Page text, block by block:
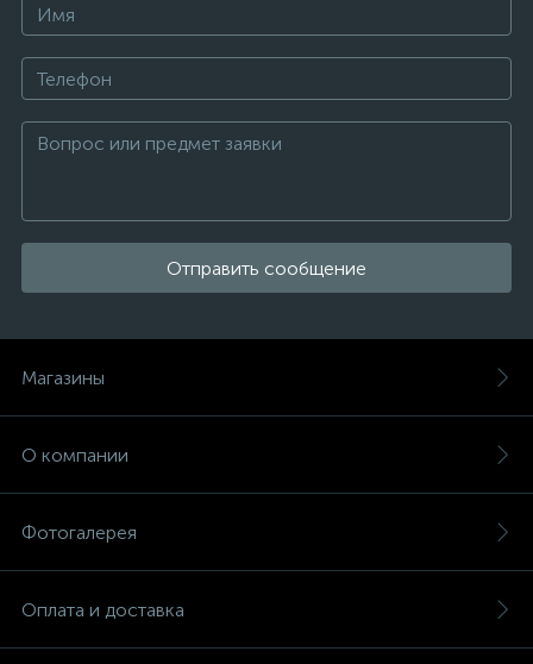
Отправить сообщение
Магазины
О компании
Фотогалерея
Оплата и доставка